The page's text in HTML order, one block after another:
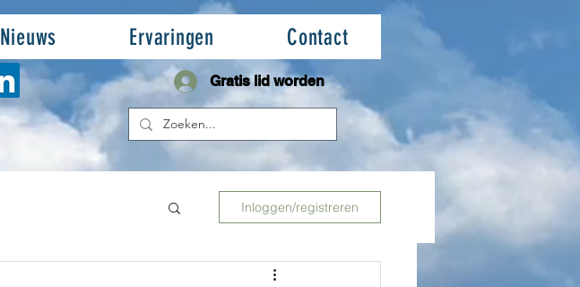
Nieuws Ervaringen Contact
Gratis lid worden
Inloggen/registreren